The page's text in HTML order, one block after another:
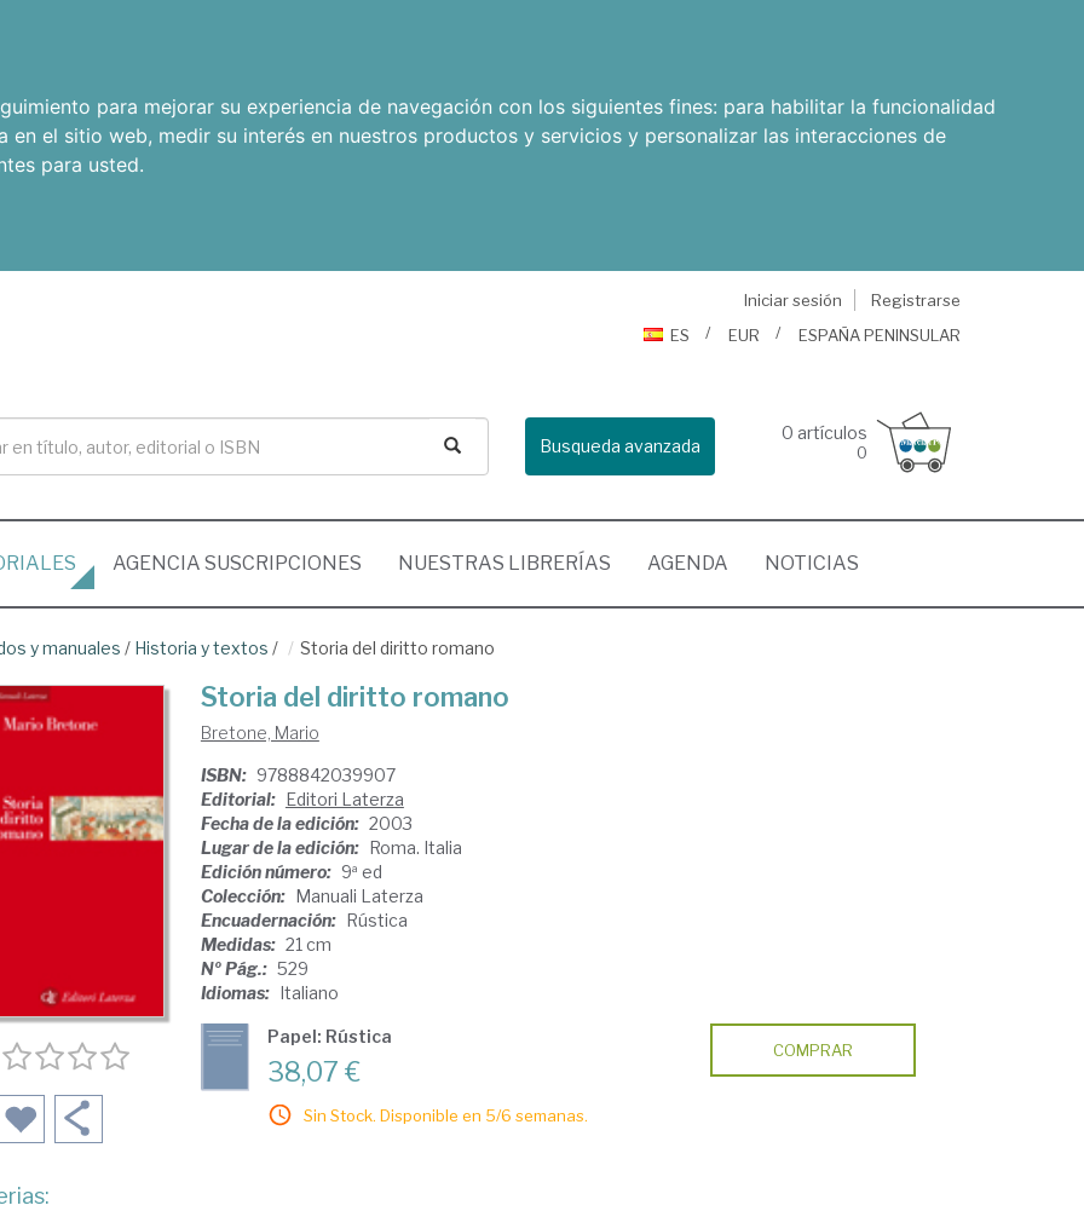
para mejorar su experiencia de navegación con los siguientes fines: para habilitar la funcionalidad
en el sitio web, medir su interés en nuestros productos y servicios y personalizar las interacciones de
para usted.
Iniciar sesión
Registrarse
ES
EUR ESPAÑA PENINSULAR
Busqueda avanzada
0 artículos
0
AGENCIA SUSCRIPCIONES NUESTRAS LIBRERÍAS AGENDA NOTICIAS
y manuales / Historia y textos / Storia del diritto romano
Storia del diritto romano
Bretone, Mario
ISBN: 9788842039907
Editorial: Editori Laterza
Fecha de la edición: 2003
Lugar de la edición: Roma. Italia
Edición número: 9ª ed
Colección: Manuali Laterza
Encuadernación: Rústica
Medidas: 21 cm
Nº Pág.: 529
Idiomas: Italiano
Papel: Rústica
38,07 €
Sin Stock. Disponible en 5/6 semanas.
COMPRAR